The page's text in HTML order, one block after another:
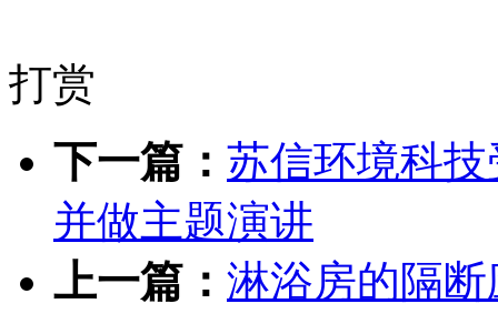
打赏
下一篇： 苏信环境科技
并做主题演讲
上一篇： 淋浴房的隔